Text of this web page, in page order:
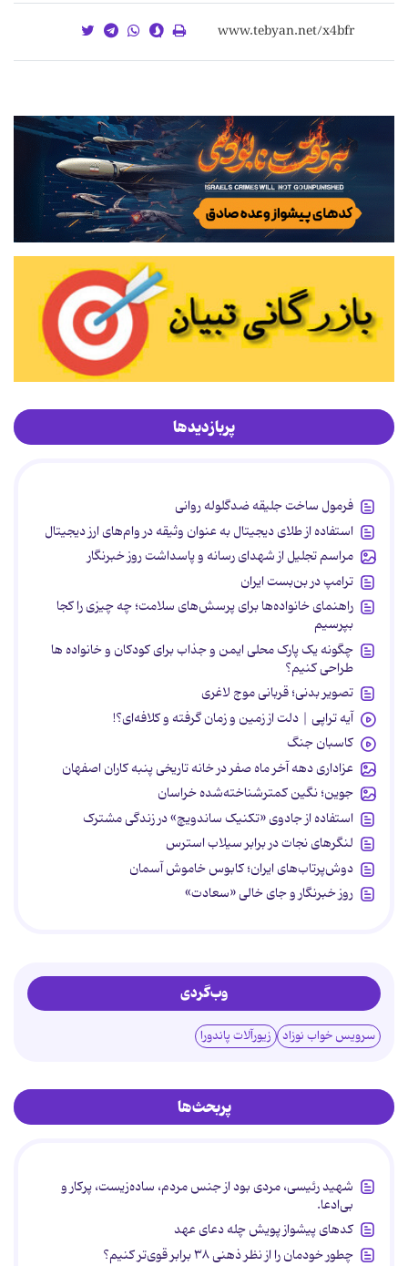
پربازدیدها
فرمول ساخت جلیقه ضدگلوله روانی
استفاده از طلای دیجیتال به عنوان وثیقه در وام‌های ارز دیجیتال
مراسم تجلیل از شهدای رسانه و پاسداشت روز خبرنگار
ترامپ در بن‌بست ایران
راهنمای خانواده‌ها برای پرسش‌های سلامت؛ چه چیزی را کجا
بپرسیم
چگونه یک پارک محلی ایمن و جذاب برای کودکان و خانواده ها
طراحی کنیم؟
تصویر بدنی؛ قربانی موج لاغری
آیه تراپی | دلت از زمین و زمان گرفته و کلافه‌ای؟!
کاسبان جنگ
عزاداری دهه آخر ماه صفر در خانه تاریخی پنبه کاران اصفهان
جوین؛ نگین کمترشناخته‌شده خراسان
استفاده از جادوی «تکنیک ساندویچ» در زندگی مشترک
لنگرهای نجات در برابر سیلاب استرس
دوش‌پرتاب‌های ایران؛ کابوس خاموش آسمان
روز خبرنگار و جای خالی «سعادت»
وب‌گردی
سرویس خواب نوزاد زیورآلات پاندورا
پربحث‌ها
شهید رئیسی، مردی بود از جنس مردم، ساده‌زیست، پرکار و
بی‌ادعا.
کدهای پیشواز پویش چله دعای عهد
چطور خودمان را از نظر ذهنی ۳۸ برابر قوی‌تر کنیم؟